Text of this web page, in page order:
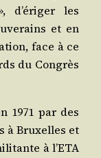
d’é­ri­ger les
et en
face à ce
du Congrès
1971 par des
à Bruxelles et
à l’E­TA